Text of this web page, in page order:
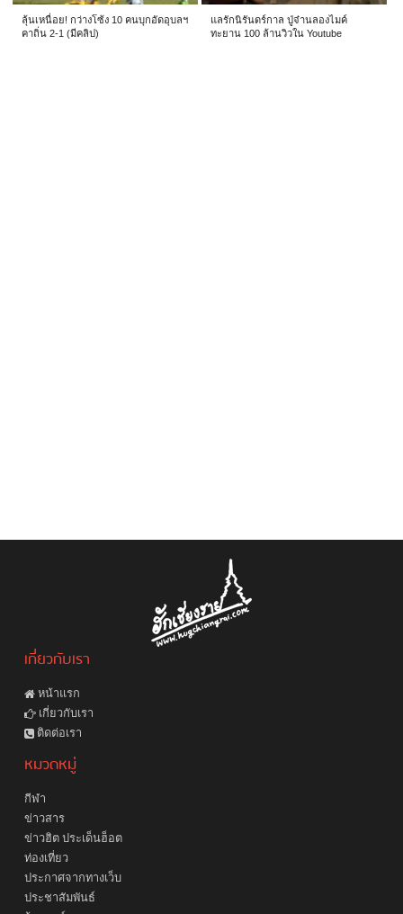
ลุ้นเหนื่อย! กว่างโซ้ง 10 คนบุกอัดอุบลฯ
คาถิ่น 2-1 (มีคลิป)
แลรักนิรันดร์กาล ปู่จ๋านลองไมค์
ทะยาน 100 ล้านวิวใน Youtube
เกี่ยวกับเรา
หน้าแรก
เกี่ยวกับเรา
ติดต่อเรา
หมวดหมู่
กีฬา
ข่าวสาร
ข่าวฮิต ประเด็นฮ็อต
ท่องเที่ยว
ประกาศจากทางเว็บ
ประชาสัมพันธ์